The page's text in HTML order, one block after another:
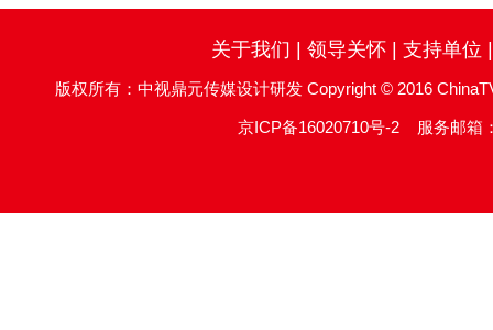
关于我们 | 领导关怀| 支持单位
版权所有：中视鼎元传媒设计研发 Copyright © 2016
京ICP备16020710号-2 服务邮箱